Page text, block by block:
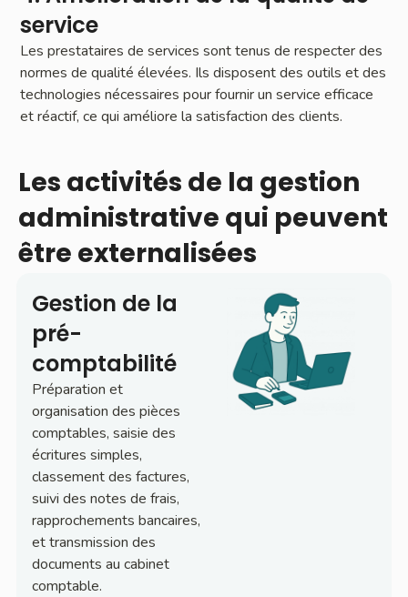
service
Les prestataires de services sont tenus de respecter des
normes de qualité élevées. Ils disposent des outils et des
technologies nécessaires pour fournir un service efficace
et réactif, ce qui améliore la satisfaction des clients.
Les activités de la gestion
administrative qui peuvent
être externalisées
Gestion de la
pré-
comptabilité
Préparation et
organisation des pièces
comptables, saisie des
écritures simples,
classement des factures,
suivi des notes de frais,
rapprochements bancaires,
et transmission des
documents au cabinet
comptable.